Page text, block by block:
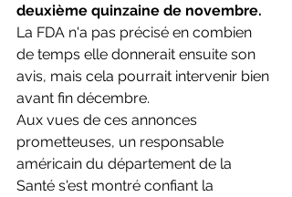
deuxième quinzaine de novembre.
La FDA n'a pas précisé en combien
de temps elle donnerait ensuite son
avis, mais cela pourrait intervenir bien
avant fin décembre.
Aux vues de ces annonces
prometteuses, un responsable
américain du département de la
Santé s'est montré confiant la